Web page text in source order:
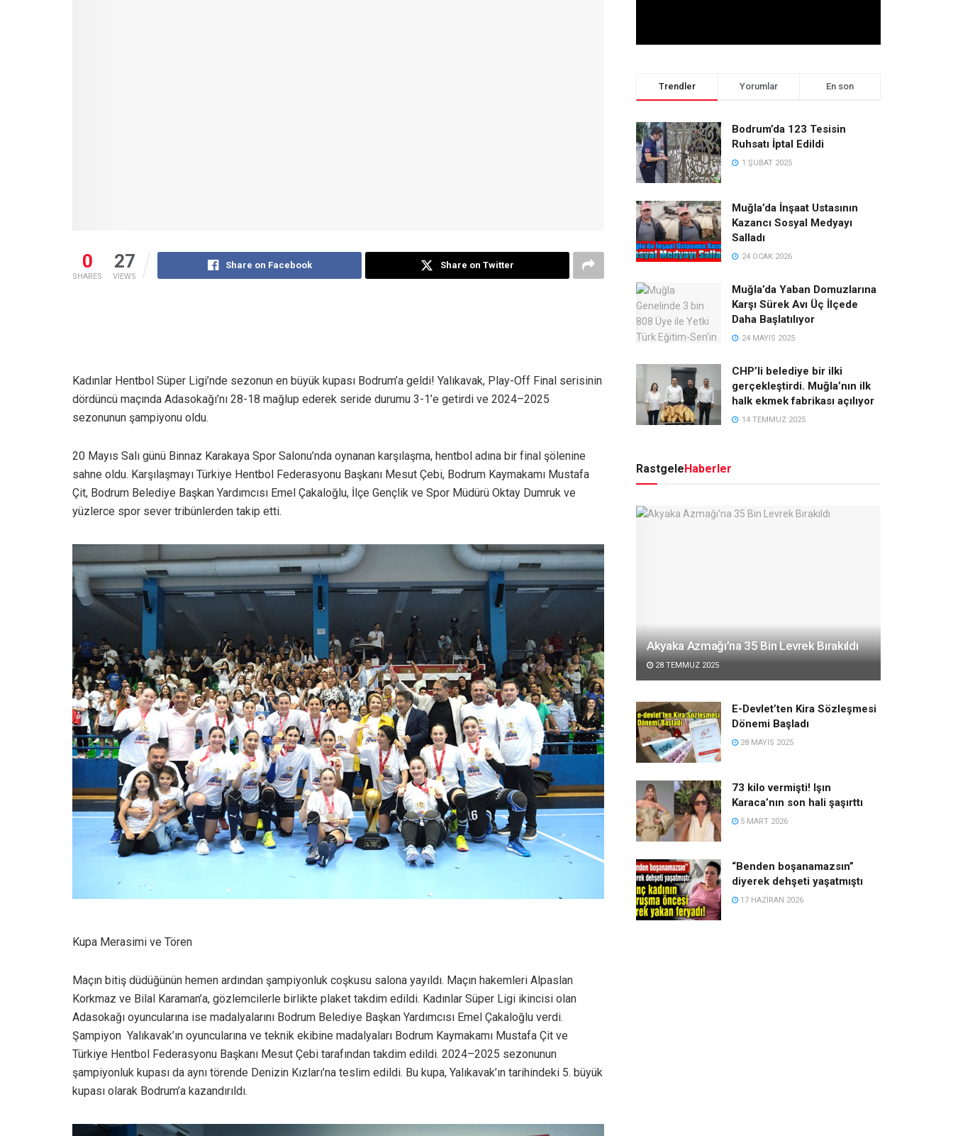
0
SHARES
27
VIEWS
Share on Facebook Share on Twitter
Kadınlar Hentbol Süper Ligi’nde sezonun en büyük kupası Bodrum’a geldi! Yalıkavak, Play-Off Final serisinin
dördüncü maçında Adasokağı’nı 28-18 mağlup ederek seride durumu 3-1’e getirdi ve 2024–2025
sezonunun şampiyonu oldu.
20 Mayıs Salı günü Binnaz Karakaya Spor Salonu’nda oynanan karşılaşma, hentbol adına bir final şölenine
sahne oldu. Karşılaşmayı Türkiye Hentbol Federasyonu Başkanı Mesut Çebi, Bodrum Kaymakamı Mustafa
Çit, Bodrum Belediye Başkan Yardımcısı Emel Çakaloğlu, İlçe Gençlik ve Spor Müdürü Oktay Dumruk ve
yüzlerce spor sever tribünlerden takip etti.
Kupa Merasimi ve Tören
Maçın bitiş düdüğünün hemen ardından şampiyonluk coşkusu salona yayıldı. Maçın hakemleri Alpaslan
Korkmaz ve Bilal Karaman’a, gözlemcilerle birlikte plaket takdim edildi. Kadınlar Süper Ligi ikincisi olan
Adasokağı oyuncularına ise madalyalarını Bodrum Belediye Başkan Yardımcısı Emel Çakaloğlu verdi.
Şampiyon Yalıkavak’ın oyuncularına ve teknik ekibine madalyaları Bodrum Kaymakamı Mustafa Çit ve
Türkiye Hentbol Federasyonu Başkanı Mesut Çebi tarafından takdim edildi. 2024–2025 sezonunun
şampiyonluk kupası da aynı törende Denizin Kızları’na teslim edildi. Bu kupa, Yalıkavak’ın tarihindeki 5. büyük
kupası olarak Bodrum’a kazandırıldı.
Trendler Yorumlar En son
Bodrum’da 123 Tesisin
Ruhsatı İptal Edildi
1 ŞUBAT 2025
Muğla’da İnşaat Ustasının
Kazancı Sosyal Medyayı
Salladı
24 OCAK 2026
Muğla’da Yaban Domuzlarına
Karşı Sürek Avı Üç İlçede
Daha Başlatılıyor
24 MAYIS 2025
CHP’li belediye bir ilki
gerçekleştirdi. Muğla’nın ilk
halk ekmek fabrikası açılıyor
14 TEMMUZ 2025
RastgeleHaberler
Akyaka Azmağı’na 35 Bin Levrek Bırakıldı
28 TEMMUZ 2025
E-Devlet’ten Kira Sözleşmesi
Dönemi Başladı
28 MAYIS 2025
73 kilo vermişti! Işın
Karaca’nın son hali şaşırttı
5 MART 2026
“Benden boşanamazsın”
diyerek dehşeti yaşatmıştı
17 HAZIRAN 2026